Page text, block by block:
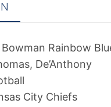
Rainbow
De’Anthony
City Chiefs